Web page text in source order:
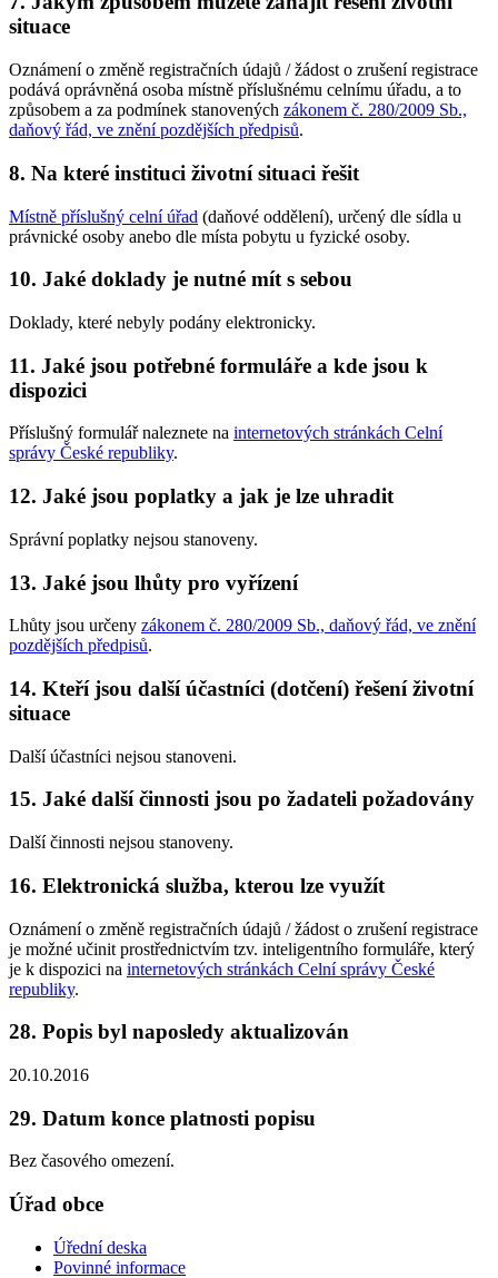
situace
Oznámení o změně registračních údajů / žádost o zrušení registrace
podává oprávněná osoba místně příslušnému celnímu úřadu, a to
způsobem a za podmínek stanovených zákonem č. 280/2009 Sb.,
daňový řád, ve znění pozdějších předpisů.
8. Na které instituci životní situaci řešit
Místně příslušný celní úřad (daňové oddělení), určený dle sídla u
právnické osoby anebo dle místa pobytu u fyzické osoby.
10. Jaké doklady je nutné mít s sebou
Doklady, které nebyly podány elektronicky.
11. Jaké jsou potřebné formuláře a kde jsou k
dispozici
Příslušný formulář naleznete na internetových stránkách Celní
správy České republiky.
12. Jaké jsou poplatky a jak je lze uhradit
Správní poplatky nejsou stanoveny.
13. Jaké jsou lhůty pro vyřízení
Lhůty jsou určeny zákonem č. 280/2009 Sb., daňový řád, ve znění
pozdějších předpisů.
14. Kteří jsou další účastníci (dotčení) řešení životní
situace
Další účastníci nejsou stanoveni.
15. Jaké další činnosti jsou po žadateli požadovány
Další činnosti nejsou stanoveny.
16. Elektronická služba, kterou lze využít
Oznámení o změně registračních údajů / žádost o zrušení registrace
je možné učinit prostřednictvím tzv. inteligentního formuláře, který
je k dispozici na internetových stránkách Celní správy České
republiky.
28. Popis byl naposledy aktualizován
20.10.2016
29. Datum konce platnosti popisu
Bez časového omezení.
Úřad obce
Úřední deska
Povinné informace